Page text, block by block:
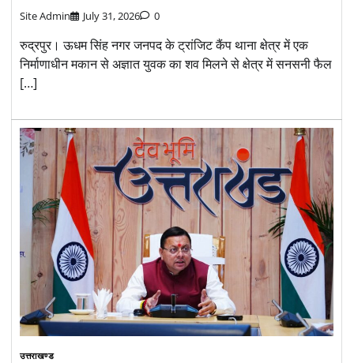
Site Admin July 31, 2026 0
रुद्रपुर। ऊधम सिंह नगर जनपद के ट्रांजिट कैंप थाना क्षेत्र में एक
निर्माणाधीन मकान से अज्ञात युवक का शव मिलने से क्षेत्र में सनसनी फैल
[…]
उत्तराखण्ड